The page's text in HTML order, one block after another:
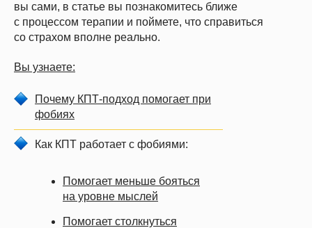
вы сами, в статье вы познакомитесь ближе
с процессом терапии и поймете, что справиться
со страхом вполне реально.
Помогает меньше бояться
на уровне мыслей
Почему КПТ-подход помогает при
фобиях
Как КПТ работает с фобиями:
Помогает столкнуться
Вы узнаете: